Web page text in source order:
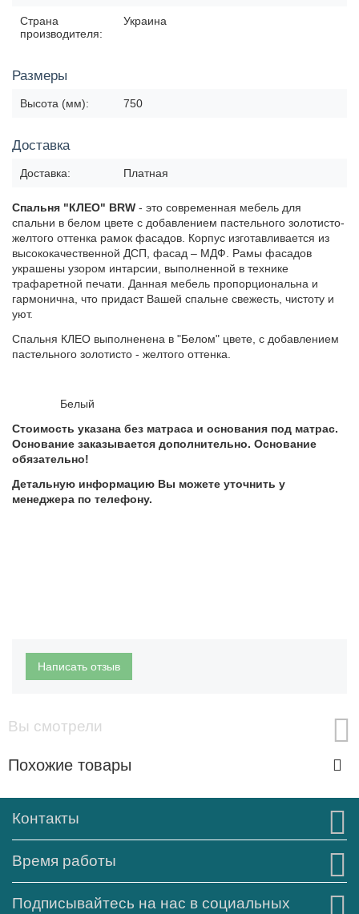
Страна
производителя:
Украина
Размеры
Высота (мм): 750
Доставка
Доставка: Платная
Спальня "КЛЕО" BRW - это современная мебель для
спальни в белом цвете с добавлением пастельного золотисто-
желтого оттенка рамок фасадов. Корпус изготавливается из
высококачественной ДСП, фасад – МДФ. Рамы фасадов
украшены узором интарсии, выполненной в технике
трафаретной печати. Данная мебель пропорциональна и
гармонична, что придаст Вашей спальне свежесть, чистоту и
уют.
Спальня КЛЕО выполненена в "Белом" цвете, с добавлением
пастельного золотисто - желтого оттенка.
Белый
Стоимость указана без матраса и основания под матрас.
Основание заказывается дополнительно. Основание
обязательно!
Детальную информацию Вы можете уточнить у
менеджера по телефону.
Написать отзыв
Вы смотрели
Похожие товары
Контакты
Время работы
Подписывайтесь на нас в социальных